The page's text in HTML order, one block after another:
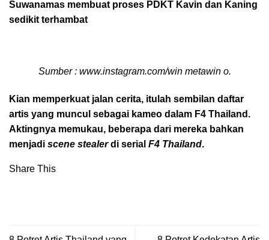
Suwanamas membuat proses PDKT Kavin dan Kaning
sedikit terhambat
Sumber : www.instagram.com/win metawin o.
Kian memperkuat jalan cerita, itulah sembilan daftar
artis yang muncul sebagai kameo dalam F4 Thailand.
Aktingnya memukau, beberapa dari mereka bahkan
menjadi scene stealerdi serial F4 Thailand.
Share This